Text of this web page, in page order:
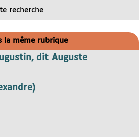
recherche
la même rubrique
dit Auguste